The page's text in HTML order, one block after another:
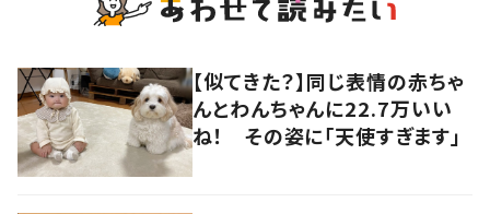
【似てきた？】同じ表情の赤ちゃ
んとわんちゃんに22.7万いい
ね！ その姿に「天使すぎます」